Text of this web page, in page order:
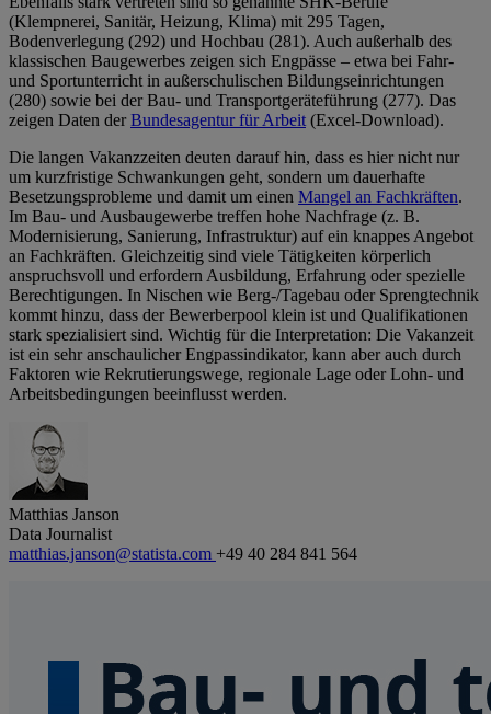
(Klempnerei, Sanitär, Heizung, Klima) mit 295 Tagen,
Bodenverlegung (292) und Hochbau (281). Auch außerhalb des
klassischen Baugewerbes zeigen sich Engpässe – etwa bei Fahr-
und Sportunterricht in außerschulischen Bildungseinrichtungen
(280) sowie bei der Bau- und Transportgeräteführung (277). Das
zeigen Daten derBundesagentur für Arbeit(Excel-Download).
Die langen Vakanzzeiten deuten darauf hin, dass es hier nicht nur
um kurzfristige Schwankungen geht, sondern um dauerhafte
Besetzungsprobleme und damit um einen Mangel an Fachkräften.
Im Bau- und Ausbaugewerbe treffen hohe Nachfrage (z. B.
Modernisierung, Sanierung, Infrastruktur) auf ein knappes Angebot
an Fachkräften. Gleichzeitig sind viele Tätigkeiten körperlich
anspruchsvoll und erfordern Ausbildung, Erfahrung oder spezielle
Berechtigungen. In Nischen wie Berg-/Tagebau oder Sprengtechnik
kommt hinzu, dass der Bewerberpool klein ist und Qualifikationen
stark spezialisiert sind. Wichtig für die Interpretation: Die Vakanzeit
ist ein sehr anschaulicher Engpassindikator, kann aber auch durch
Faktoren wie Rekrutierungswege, regionale Lage oder Lohn- und
Arbeitsbedingungen beeinflusst werden.
Matthias Janson
Data Journalist
matthias.janson@statista.com +49 40 284 841 564